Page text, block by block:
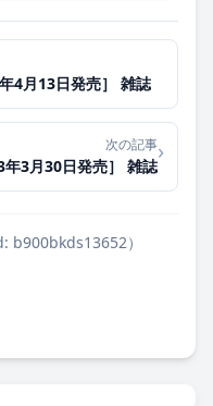
4月13日発売］ 雑誌
次の記事
3月30日発売］ 雑誌
›
b900bkds13652）